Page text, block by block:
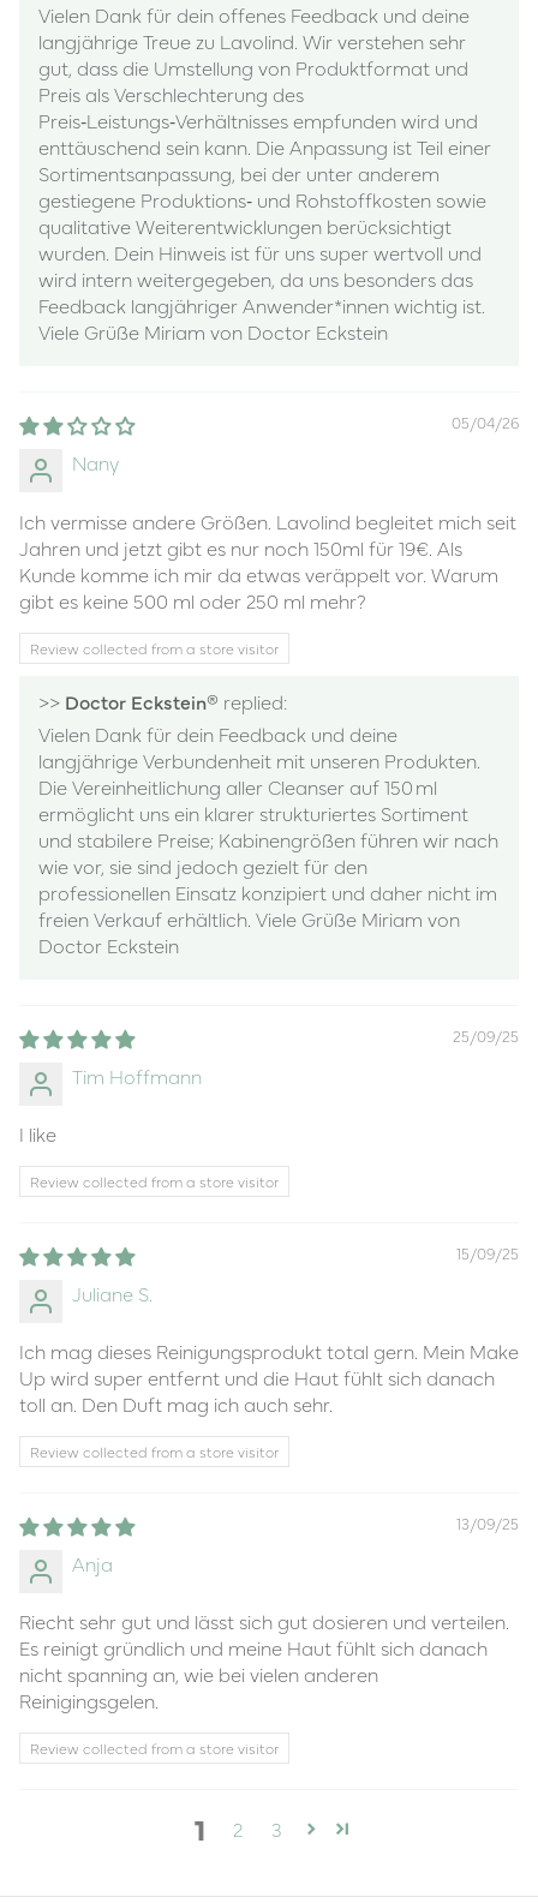
Vielen Dank für dein offenes Feedback und deine
langjährige Treue zu Lavolind. Wir verstehen sehr
gut, dass die Umstellung von Produktformat und
Preis als Verschlechterung des
Preis‑Leistungs‑Verhältnisses empfunden wird und
enttäuschend sein kann. Die Anpassung ist Teil einer
Sortimentsanpassung, bei der unter anderem
gestiegene Produktions‑ und Rohstoffkosten sowie
qualitative Weiterentwicklungen berücksichtigt
wurden. Dein Hinweis ist für uns super wertvoll und
wird intern weitergegeben, da uns besonders das
Feedback langjähriger Anwender*innen wichtig ist.
Viele Grüße Miriam von Doctor Eckstein
05/04/26
Nany
Ich vermisse andere Größen. Lavolind begleitet mich seit
Jahren und jetzt gibt es nur noch 150ml für 19€. Als
Kunde komme ich mir da etwas veräppelt vor. Warum
gibt es keine 500 ml oder 250 ml mehr?
Review collected from a store visitor
>> Doctor Eckstein® replied:
Vielen Dank für dein Feedback und deine
langjährige Verbundenheit mit unseren Produkten.
Die Vereinheitlichung aller Cleanser auf 150 ml
ermöglicht uns ein klarer strukturiertes Sortiment
und stabilere Preise; Kabinengrößen führen wir nach
wie vor, sie sind jedoch gezielt für den
professionellen Einsatz konzipiert und daher nicht im
freien Verkauf erhältlich. Viele Grüße Miriam von
Doctor Eckstein
25/09/25
Tim Hoffmann
I like
Review collected from a store visitor
15/09/25
Juliane S.
Ich mag dieses Reinigungsprodukt total gern. Mein Make
Up wird super entfernt und die Haut fühlt sich danach
toll an. Den Duft mag ich auch sehr.
Review collected from a store visitor
13/09/25
Anja
Riecht sehr gut und lässt sich gut dosieren und verteilen.
Es reinigt gründlich und meine Haut fühlt sich danach
nicht spanning an, wie bei vielen anderen
Reinigingsgelen.
Review collected from a store visitor
1 2 3